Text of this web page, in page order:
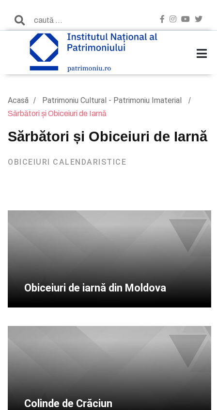
Acasă Patrimoniu Cultural - Patrimoniu Imaterial
Sărbători și Obiceiuri de Iarnă
Sărbători și Obiceiuri de Iarnă
OBICEIURI CALENDARISTICE
Obiceiuri de iarnă din Moldova
Colinde de Crăciun